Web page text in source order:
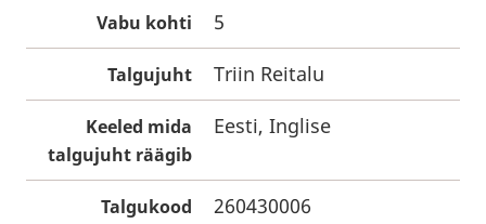
Vabu kohti 5
Talgujuht Triin Reitalu
Keeled mida
talgujuht räägib
Eesti, Inglise
Talgukood 260430006